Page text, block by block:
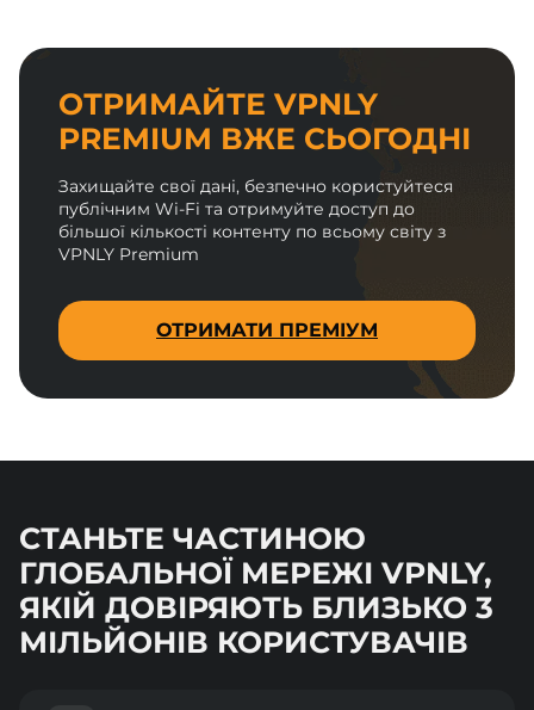
ОТРИМАЙТЕ VPNLY
PREMIUM ВЖЕ СЬОГОДНІ
Захищайте свої дані, безпечно користуйтеся
публічним Wi-Fi та отримуйте доступ до
більшої кількості контенту по всьому світу з
VPNLY Premium
ОТРИМАТИ ПРЕМІУМ
СТАНЬТЕ ЧАСТИНОЮ
ГЛОБАЛЬНОЇ МЕРЕЖІ VPNLY,
ЯКІЙ ДОВІРЯЮТЬ БЛИЗЬКО 3
МІЛЬЙОНІВ КОРИСТУВАЧІВ